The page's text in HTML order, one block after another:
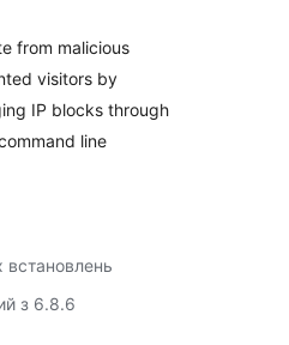
from malicious
visitors by
IP blocks through
line
встановлень
з 6.8.6